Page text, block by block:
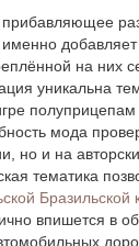
на них
уникальна
полуприцепам
мода
но и на
тематика
Бразильской
впишется в